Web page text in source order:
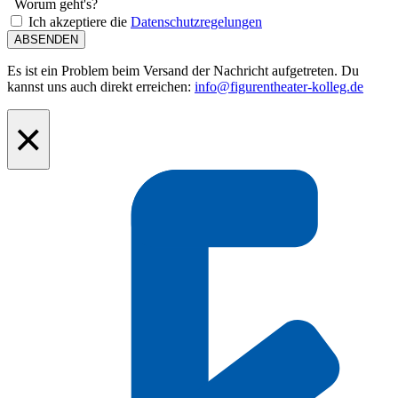
Worum geht's?
Ich akzeptiere die Datenschutzregelungen
ABSENDEN
Es ist ein Problem beim Versand der Nachricht aufgetreten. Du
kannst uns auch direkt erreichen: info@figurentheater-kolleg.de
×